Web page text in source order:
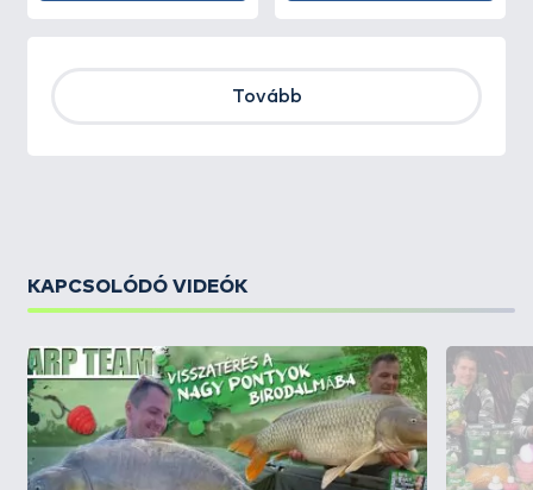
Tovább
KAPCSOLÓDÓ VIDEÓK